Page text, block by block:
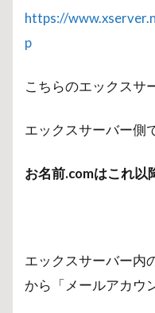
https://
p
こちらのエックスサ
エックスサーバー側
お名前.comはこれ以
エックスサーバー内
から「メールアカウ